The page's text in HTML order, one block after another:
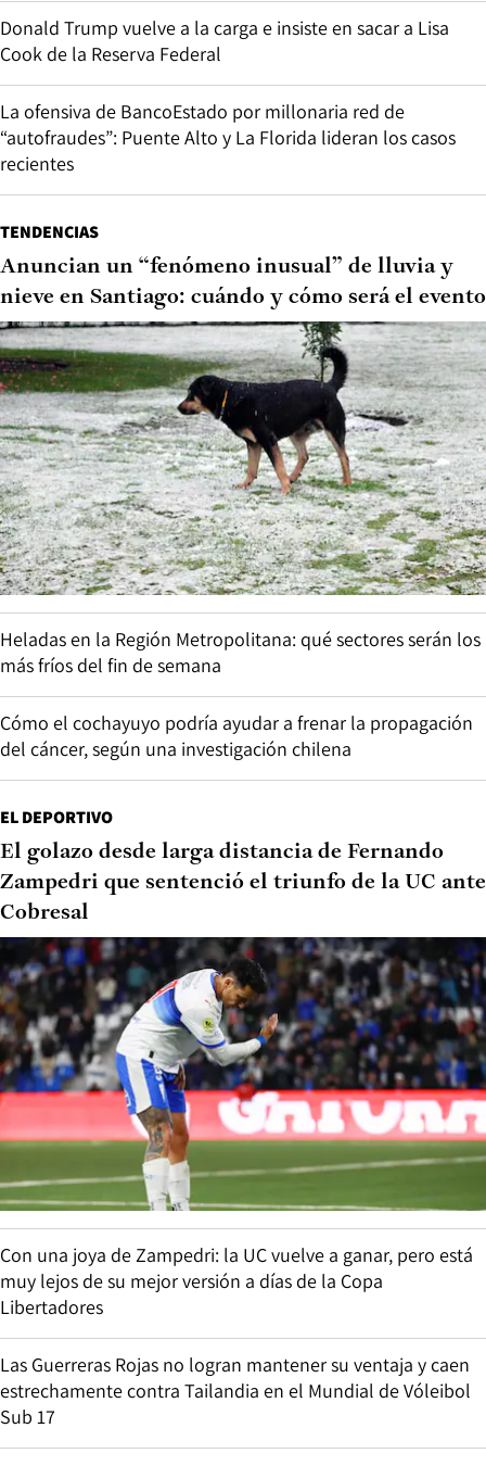
Donald Trump vuelve a la carga e insiste en sacar a Lisa
Cook de la Reserva Federal
La ofensiva de BancoEstado por millonaria red de
“autofraudes”: Puente Alto y La Florida lideran los casos
recientes
TENDENCIAS
Anuncian un “fenómeno inusual” de lluvia y
nieve en Santiago: cuándo y cómo será el evento
Heladas en la Región Metropolitana: qué sectores serán los
más fríos del fin de semana
Cómo el cochayuyo podría ayudar a frenar la propagación
del cáncer, según una investigación chilena
EL DEPORTIVO
El golazo desde larga distancia de Fernando
Zampedri que sentenció el triunfo de la UC ante
Cobresal
Con una joya de Zampedri: la UC vuelve a ganar, pero está
muy lejos de su mejor versión a días de la Copa
Libertadores
Las Guerreras Rojas no logran mantener su ventaja y caen
estrechamente contra Tailandia en el Mundial de Vóleibol
Sub 17